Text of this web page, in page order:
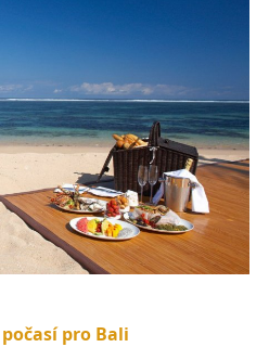
pro Bali